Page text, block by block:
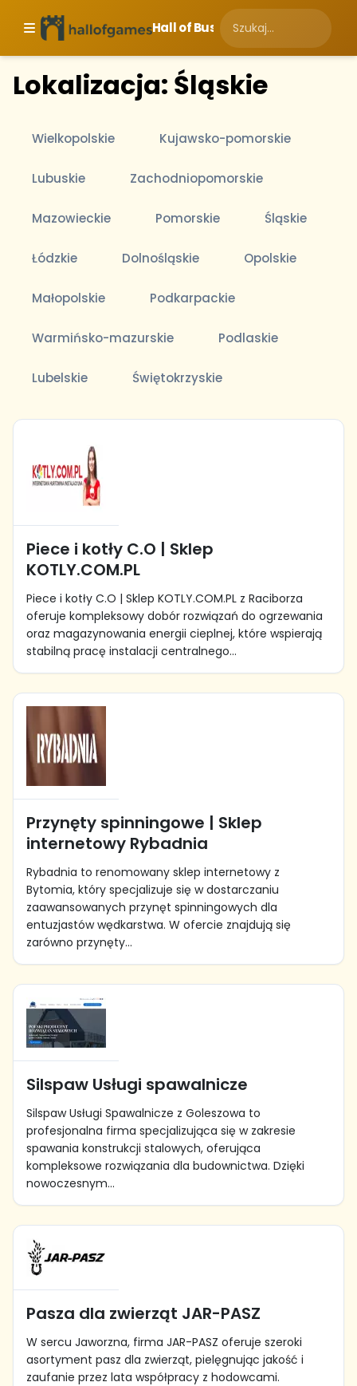
Hall of Business
Lokalizacja: Śląskie
Wielkopolskie Kujawsko-pomorskie
Lubuskie Zachodniopomorskie
Mazowieckie Pomorskie Śląskie
Łódzkie Dolnośląskie Opolskie
Małopolskie Podkarpackie
Warmińsko-mazurskie Podlaskie
Lubelskie Świętokrzyskie
Piece i kotły C.O | Sklep
KOTLY.COM.PL
Piece i kotły C.O | Sklep KOTLY.COM.PL z Raciborza
oferuje kompleksowy dobór rozwiązań do ogrzewania
oraz magazynowania energii cieplnej, które wspierają
stabilną pracę instalacji centralnego...
Przynęty spinningowe | Sklep
internetowy Rybadnia
Rybadnia to renomowany sklep internetowy z
Bytomia, który specjalizuje się w dostarczaniu
zaawansowanych przynęt spinningowych dla
entuzjastów wędkarstwa. W ofercie znajdują się
zarówno przynęty...
Silspaw Usługi spawalnicze
Silspaw Usługi Spawalnicze z Goleszowa to
profesjonalna firma specjalizująca się w zakresie
spawania konstrukcji stalowych, oferująca
kompleksowe rozwiązania dla budownictwa. Dzięki
nowoczesnym...
Pasza dla zwierząt JAR-PASZ
W sercu Jaworzna, firma JAR-PASZ oferuje szeroki
asortyment pasz dla zwierząt, pielęgnując jakość i
zaufanie przez lata współpracy z hodowcami.